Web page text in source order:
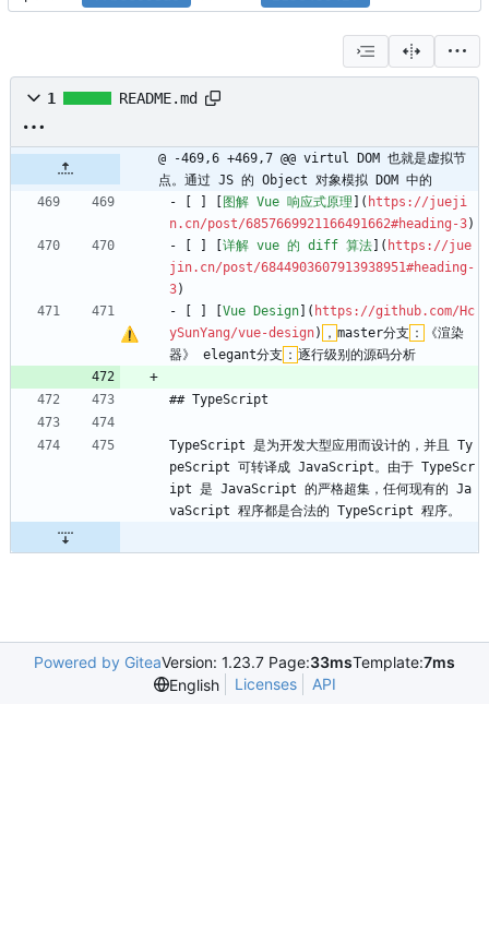
1 README.md
@ -469,6 +469,7 @@ virtul DOM 也就是虚拟节
点。通过 JS 的 Object 对象模拟 DOM 中的
- [ ] [
图解 Vue 响应式原理 ]( https://jueji
n.cn/post/6857669921166491662#heading-3)
- [ ] [ 详解 vue 的 diff 算法 ]( https://jue
jin.cn/post/6844903607913938951#heading-
3)
- [ ] [ Vue Design ]( https://github.com/Hc
ySunYang/vue-design) ， master分支 ：
《渲染
器》 elegant分支 ： 逐行级别的源码分析
## TypeScript
TypeScript 是为开发大型应用而设计的，并且 Ty
peScript 可转译成 JavaScript。由于 TypeScr
ipt 是 JavaScript 的严格超集，任何现有的 Ja
vaScript 程序都是合法的 TypeScript 程序。
Powered by GiteaVersion: 1.23.7 Page:33msTemplate:7ms
English
Licenses API